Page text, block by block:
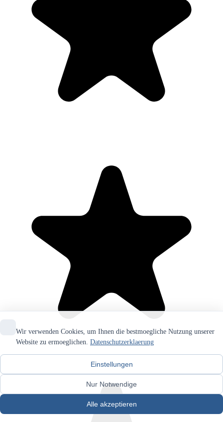
Wir verwenden Cookies, um Ihnen die bestmoegliche Nutzung unserer
Website zu ermoeglichen. Datenschutzerklaerung
Einstellungen
Nur Notwendige
Alle akzeptieren